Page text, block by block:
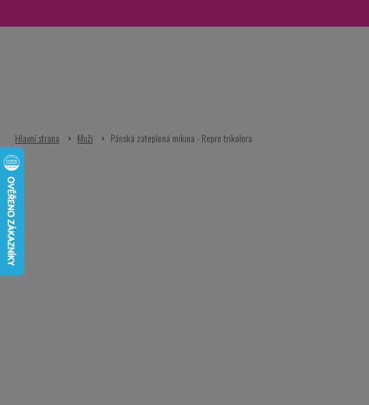
Muži Pánská zateplená mikina - Repre trikolora